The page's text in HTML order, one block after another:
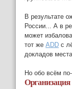
В результате
России... А в
может
тот же ADD с
докладов
Но обо всём
Организация